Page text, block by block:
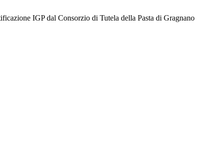
IGP dal Consorzio di Tutela della Pasta di Gragnano